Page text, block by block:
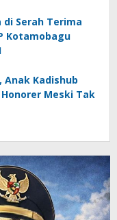
di Serah Terima
Kotamobagu
Kadishub
Meski Tak